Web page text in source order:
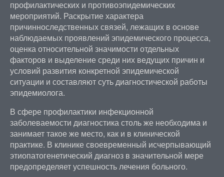
профилактических и противоэпидемических
мероприятий. Раскрытие характера
причинноследственных связей, лежащих в основе
наблюдаемых проявлений эпидемического процесса,
оценка относительной значимости отдельных
факторов и выделение среди них ведущих причин и
условий развития конкретной эпидемической
ситуации и составляют суть диагностической работы
эпидемиолога.
В сфере профилактики инфекционной
заболеваемости диагностика столь же необходима и
занимает такое же место, как и в клинической
практике. В клинике своевременный исчерпывающий
этиопатогенетический диагноз в значительной мере
предопределяет успешность лечения больного.